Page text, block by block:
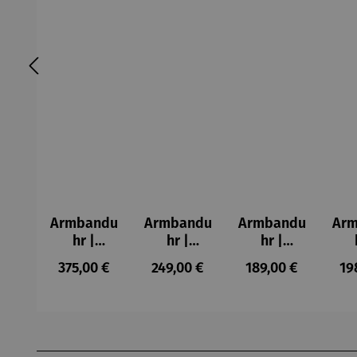
Armbandu
hr |
Chronogra
ph –
Regulärer Preis:
375,00 €
Armbandu
hr |
Walnussh
olz –
Regulärer Preis:
249,00 €
Armbandu
hr |
Lederarm
band –
Regulärer Preis:
189,00 €